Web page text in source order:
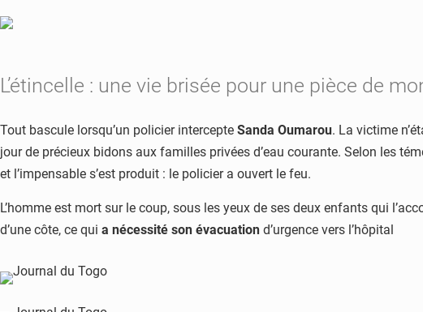
L’étincelle : une vie brisée pour une pièce de
Tout bascule lorsqu’un policier intercepte Sanda Oumarou. La victime
jour de précieux bidons aux familles privées d’eau courante. Selon les
et l’impensable s’est produit : le policier a ouvert le feu.
L’homme est mort sur le coup, sous les yeux de ses deux enfants qui
d’une côte, ce qui a nécessité son évacuation d’urgence vers l’hôpital